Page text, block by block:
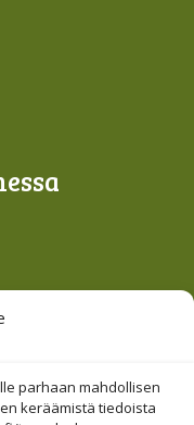
parhaan mahdollisen
keräämistä tiedoista